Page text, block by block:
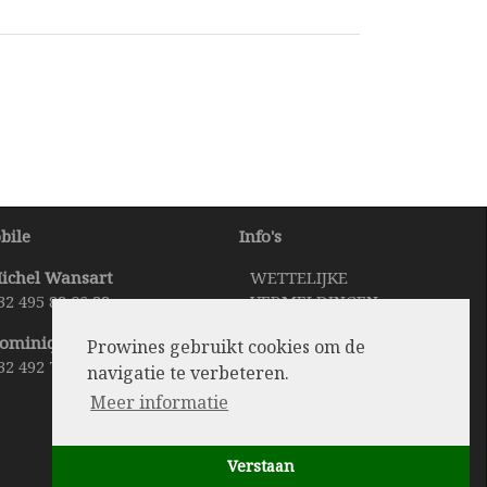
Prowines gebruikt cookies om de
navigatie te verbeteren.
Meer informatie
Verstaan
Wansart
495 82 06 82
Bertholet
492 70 22 10
Info's
WETTELIJKE
VERMELDINGEN